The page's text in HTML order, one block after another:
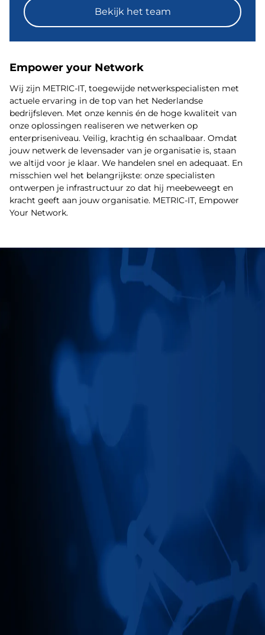
Bekijk het team
Empower your Network
Wij zijn METRIC-IT, toegewijde netwerkspecialisten met
actuele ervaring in de top van het Nederlandse
bedrijfsleven. Met onze kennis én de hoge kwaliteit van
onze oplossingen realiseren we netwerken op
enterpriseniveau. Veilig, krachtig én schaalbaar. Omdat
jouw netwerk de levensader van je organisatie is, staan
we altijd voor je klaar. We handelen snel en adequaat. En
misschien wel het belangrijkste: onze specialisten
ontwerpen je infrastructuur zo dat hij meebeweegt en
kracht geeft aan jouw organisatie. METRIC-IT, Empower
Your Network.